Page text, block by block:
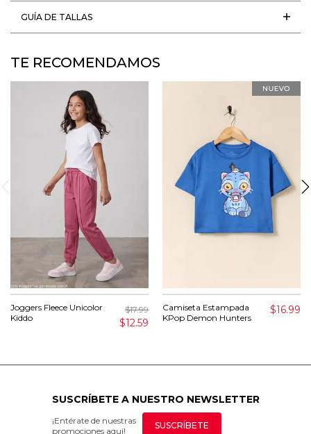
GUÍA DE TALLAS
TE RECOMENDAMOS
Joggers Fleece Unicolor
Kiddo
$17.99
$12.59
Camiseta Estampada
KPop Demon Hunters
$16.99
SUSCRÍBETE A NUESTRO NEWSLETTER
¡Entérate de nuestras
promociones aquí!
SUSCRÍBETE